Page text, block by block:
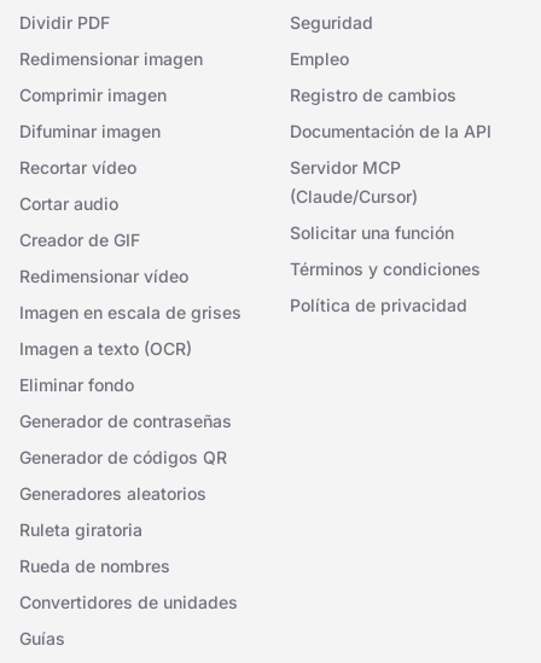
Dividir PDF
Redimensionar imagen
Comprimir imagen
Difuminar imagen
Recortar vídeo
Cortar audio
Creador de GIF
Redimensionar vídeo
Imagen en escala de grises
Imagen a texto (OCR)
Eliminar fondo
Generador de contraseñas
Generador de códigos QR
Generadores aleatorios
Ruleta giratoria
Rueda de nombres
Convertidores de unidades
Guías
Seguridad
Empleo
Registro de cambios
Documentación de la API
Servidor MCP
(Claude/Cursor)
Solicitar una función
Términos y condiciones
Política de privacidad